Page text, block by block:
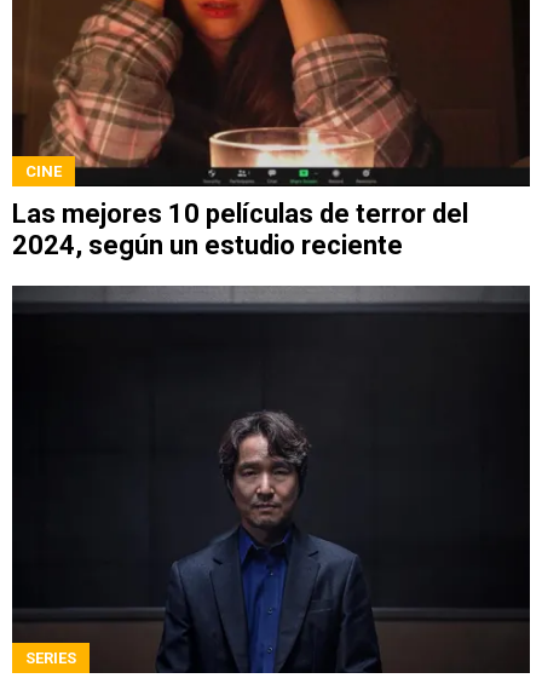
CINE
Las mejores 10 películas de terror del
2024, según un estudio reciente
SERIES